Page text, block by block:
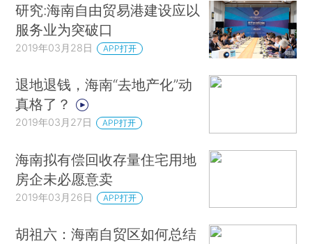
研究:海南自由贸易港建设应以
服务业为突破口
2019年03月28日 APP打开
退地退钱，海南“去地产化”动
真格了？
2019年03月27日 APP打开
海南拟有偿回收存量住宅用地
房企未必愿意卖
2019年03月26日 APP打开
胡祖六：海南自贸区如何总结